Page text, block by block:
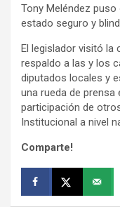
Tony Meléndez puso
estado seguro y
El legislador visitó la
respaldo a las y los
diputados locales y
una rueda de
participación de
Institucional a nivel
Comparte!